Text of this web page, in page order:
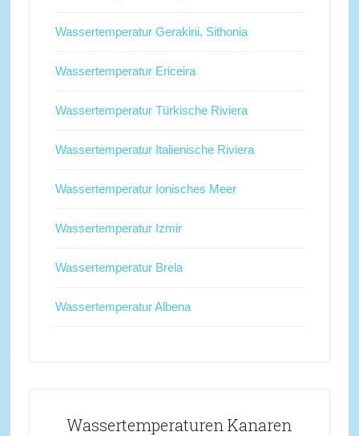
Wassertemperatur Gerakini, Sithonia
Wassertemperatur Ericeira
Wassertemperatur Türkische Riviera
Wassertemperatur Italienische Riviera
Wassertemperatur Ionisches Meer
Wassertemperatur Izmir
Wassertemperatur Brela
Wassertemperatur Albena
Wassertemperaturen Kanaren